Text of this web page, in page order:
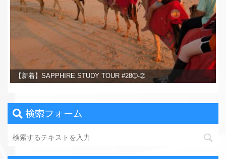
【新着】SAPPHIRE STUDY TOUR #28➀-➁
検索フォーム